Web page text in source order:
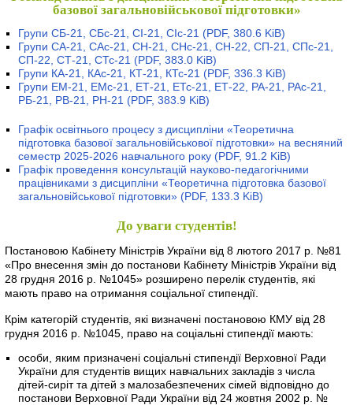
базової загальновійськової підготовки»
Групи СБ-21, СБс-21, СІ-21, СІс-21 (PDF, 380.6 KiB)
Групи СА-21, САс-21, СН-21, СНс-21, СН-22, СП-21, СПс-21,
СП-22, СТ-21, СТс-21 (PDF, 383.0 KiB)
Групи КА-21, КАс-21, КТ-21, КТс-21 (PDF, 336.3 KiB)
Групи ЕМ-21, ЕМс-21, ЕТ-21, ЕТс-21, ЕТ-22, РА-21, РАс-21,
РБ-21, РВ-21, РН-21 (PDF, 383.9 KiB)
Графік освітнього процесу з дисципліни «Теоретична
підготовка базової загальновійськової підготовки» на весняний
семестр 2025-2026 навчального року (PDF, 91.2 KiB)
Графік проведення консультацій науково-педагогічними
працівниками з дисципліни «Теоретична підготовка базової
загальновійськової підготовки» (PDF, 133.3 KiB)
До уваги студентів!
Постановою Кабінету Міністрів України від 8 лютого 2017 р. №81
«Про внесення змін до постанови Кабінету Міністрів України від
28 грудня 2016 р. №1045» розширено перелік студентів, які
мають право на отримання соціальної стипендії.
Крім категорій студентів, які визначені постановою КМУ від 28
грудня 2016 р. №1045, право на соціальні стипендії мають:
особи, яким призначені соціальні стипендії Верховної Ради
України для студентів вищих навчальних закладів з числа
дітей-сиріт та дітей з малозабезпечених сімей відповідно до
постанови Верховної Ради України від 24 жовтня 2002 р. №